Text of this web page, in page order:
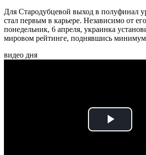
Для Стародубцевой выход в полуфинал
стал первым в карьере. Независимо от его
понедельник, 6 апреля, украинка
мировом рейтинге, поднявшись
видео дня
Play